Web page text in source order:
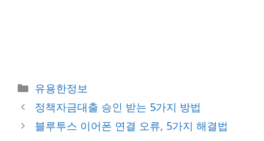
카
테
고
리
유용한정보
정책자금대출 승인 받는 5가지 방법
블루투스 이어폰 연결 오류, 5가지 해결법